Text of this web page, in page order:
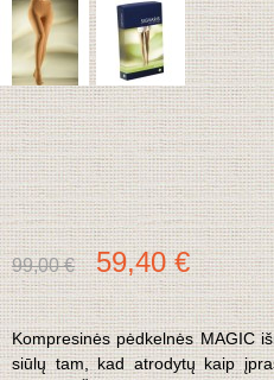
99,00 € 59,40 €
Kompresinės pėdkelnės MAGIC
siūlų tam, kad atrodytų kaip